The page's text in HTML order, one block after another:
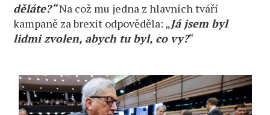
děláte?“Na což mu jedna z hlavních tváří
kampaně za brexit odpověděla: „Já jsem byl
lidmi zvolen, abych tu byl, co vy?“